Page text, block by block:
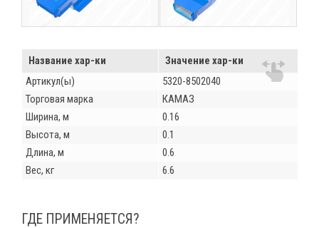
Название хар-ки
Значение хар-ки
Артикул(ы)
5320-8502040
Торговая марка
КАМАЗ
Ширина, м
0.16
Высота, м
0.1
Длина, м
0.6
Вес, кг
6.6
ГДЕ ПРИМЕНЯЕТСЯ?